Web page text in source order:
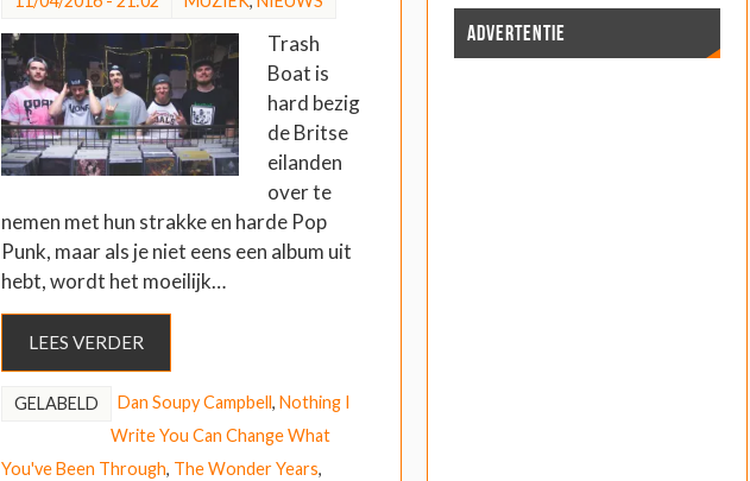
Trash
Boat is
hard bezig
de Britse
eilanden
over te
nemen met hun strakke en harde Pop
Punk, maar als je niet eens een album uit
hebt, wordt het moeilijk…
LEES VERDER
GELABELD Dan Soupy Campbell, Nothing I
Write You Can Change What
You've Been Through, The Wonder Years,
ADVERTENTIE